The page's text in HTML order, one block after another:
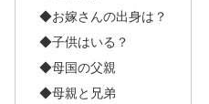
◆お嫁さんの出身は？
◆子供はいる？
◆母国の父親
◆母親と兄弟